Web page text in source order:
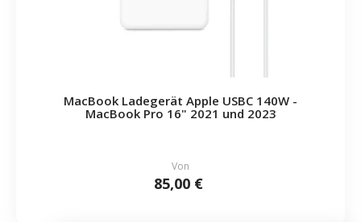
MacBook Ladegerät Apple USBC 140W -
MacBook Pro 16" 2021 und 2023
Von
85,00 €